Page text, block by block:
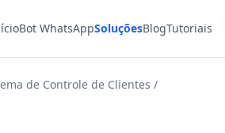
Bot WhatsAppSoluçõesBlogTutoriais
de Controle de Clientes /